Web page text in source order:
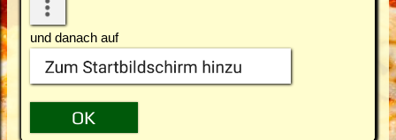
und danach auf